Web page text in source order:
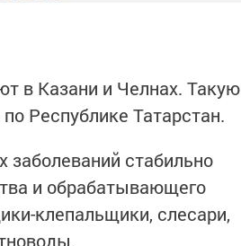
в Казани и Челнах. Такую
Республике Татарстан.
стабильно
и обрабатывающего
клепальщики, слесари,